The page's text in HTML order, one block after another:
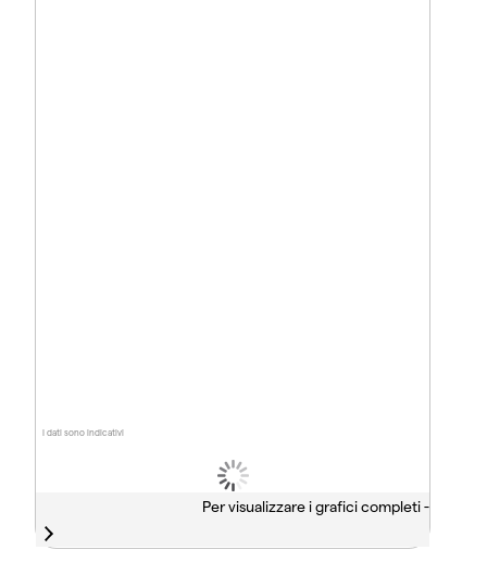
I dati sono indicativi
Per visualizzare i grafici completi -